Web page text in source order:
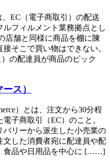
、EC（電子商取引）の配送
フィルメント業務拠点とし
店舗と同様に商品を棚に陳
そこで買い物はできない。
の配達員が商品のピック
ス）
）とは、注文から30分程
子商取引（EC）のこと。
バリーから派生した小売業の
した消費者宛に配達員や配
食品や日用品を中心に [……]